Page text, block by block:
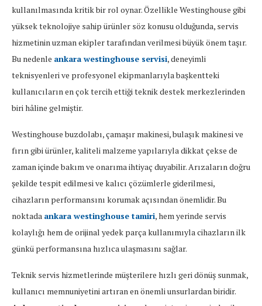
kullanılmasında kritik bir rol oynar. Özellikle Westinghouse gibi
yüksek teknolojiye sahip ürünler söz konusu olduğunda, servis
hizmetinin uzman ekipler tarafından verilmesi büyük önem taşır.
Bu nedenle ankara westinghouse servisi, deneyimli
teknisyenleri ve profesyonel ekipmanlarıyla başkentteki
kullanıcıların en çok tercih ettiği teknik destek merkezlerinden
biri hâline gelmiştir.
Westinghouse buzdolabı, çamaşır makinesi, bulaşık makinesi ve
fırın gibi ürünler, kaliteli malzeme yapılarıyla dikkat çekse de
zaman içinde bakım ve onarıma ihtiyaç duyabilir. Arızaların doğru
şekilde tespit edilmesi ve kalıcı çözümlerle giderilmesi,
cihazların performansını korumak açısından önemlidir. Bu
noktada ankara westinghouse tamiri, hem yerinde servis
kolaylığı hem de orijinal yedek parça kullanımıyla cihazların ilk
günkü performansına hızlıca ulaşmasını sağlar.
Teknik servis hizmetlerinde müşterilere hızlı geri dönüş sunmak,
kullanıcı memnuniyetini artıran en önemli unsurlardan biridir.